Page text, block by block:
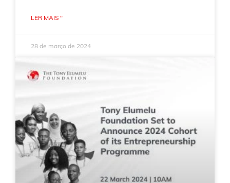
LER MAIS "
28 de março de 2024